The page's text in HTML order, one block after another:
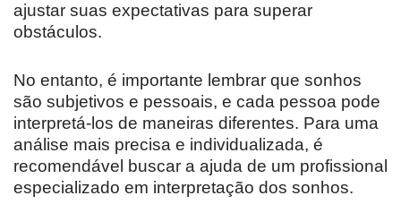
ajustar suas expectativas para superar
obstáculos.
No entanto, é importante lembrar que sonhos
são subjetivos e pessoais, e cada pessoa pode
interpretá-los de maneiras diferentes. Para uma
análise mais precisa e individualizada, é
recomendável buscar a ajuda de um profissional
especializado em interpretação dos sonhos.